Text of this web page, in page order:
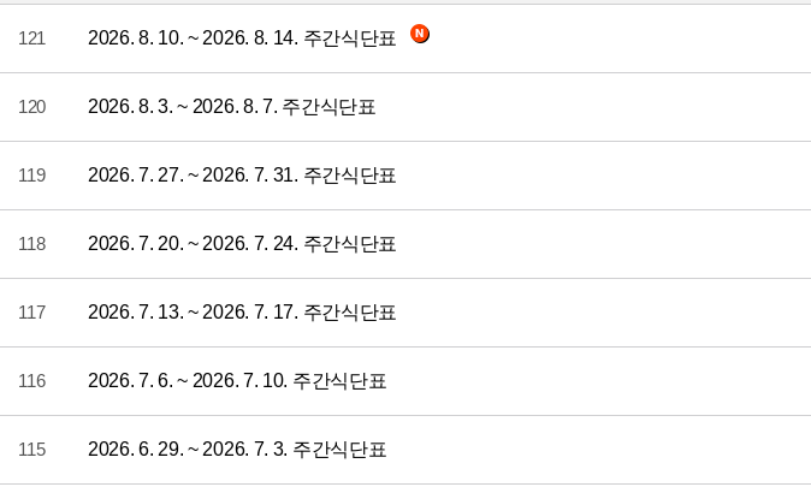
121 2026. 8. 10. ~ 2026. 8. 14. 주간식단표
120 2026. 8. 3. ~ 2026. 8. 7. 주간식단표
119 2026. 7. 27. ~ 2026. 7. 31. 주간식단표
118 2026. 7. 20. ~ 2026. 7. 24. 주간식단표
117 2026. 7. 13. ~ 2026. 7. 17. 주간식단표
116 2026. 7. 6. ~ 2026. 7. 10. 주간식단표
115 2026. 6. 29. ~ 2026. 7. 3. 주간식단표